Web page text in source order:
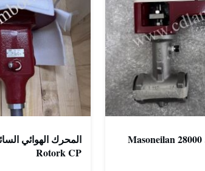
صمامات التحكم في Masoneilan 28000
المحرك الهوائي
Rotork CP